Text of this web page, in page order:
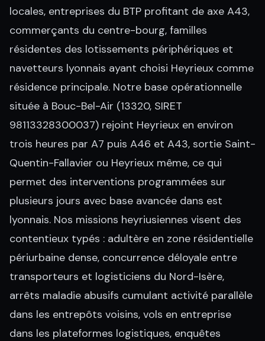
locales, entreprises du BTP profitant de axe A43,
commerçants du centre-bourg, familles
résidentes des lotissements périphériques et
navetteurs lyonnais ayant choisi Heyrieux comme
résidence principale. Notre base opérationnelle
située à Bouc-Bel-Air (13320, SIRET
98113328300037) rejoint Heyrieux en environ
trois heures par A7 puis A46 et A43, sortie Saint-
Quentin-Fallavier ou Heyrieux même, ce qui
permet des interventions programmées sur
plusieurs jours avec base avancée dans est
lyonnais. Nos missions heyriusiennes visent des
contentieux typés : adultère en zone résidentielle
périurbaine dense, concurrence déloyale entre
transporteurs et logisticiens du Nord-Isère,
arrêts maladie abusifs cumulant activité parallèle
dans les entrepôts voisins, vols en entreprise
dans les plateformes logistiques, enquêtes